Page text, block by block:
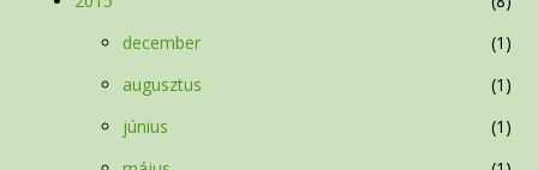
december
1
augusztus
1
június
1